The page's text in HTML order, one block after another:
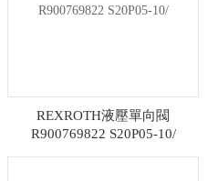
REXROTH液壓單向閥
R900769822 S20P05-10/